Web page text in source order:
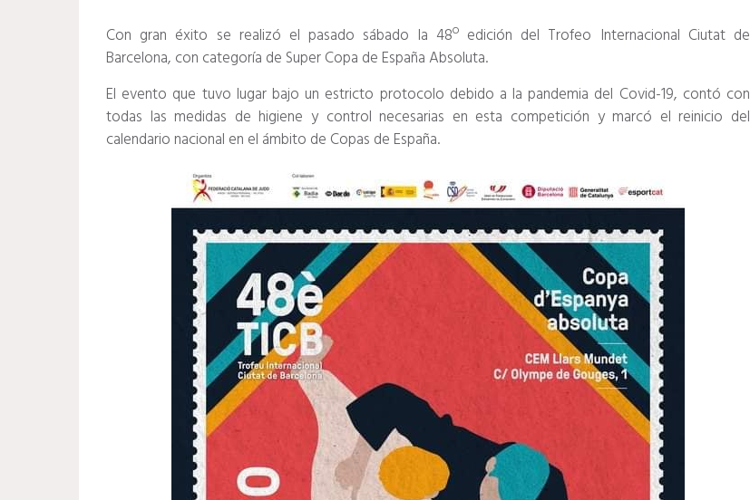
Con gran éxito se realizó el pasado sábado la 48º edición del Trofeo Internacional Ciutat de
Barcelona, con categoría de Super Copa de España Absoluta.
El evento que tuvo lugar bajo un estricto protocolo debido a la pandemia del Covid-19, contó con
todas las medidas de higiene y control necesarias en esta competición y marcó el reinicio del
calendario nacional en el ámbito de Copas de España.